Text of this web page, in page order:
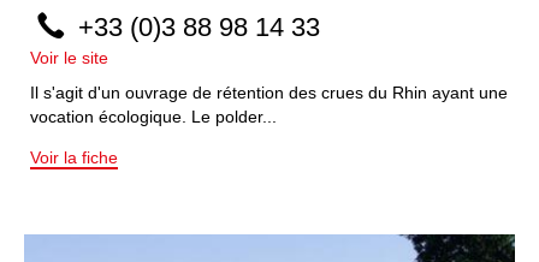
+33 (0)3 88 98 14 33
Voir le site
Il s'agit d'un ouvrage de rétention des crues du Rhin ayant une
vocation écologique. Le polder...
Voir la fiche